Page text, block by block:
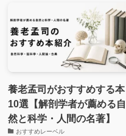
養老孟司がおすすめする本
10選【解剖学者が薦める自
然と科学・人間の名著】
おすすめレーベル